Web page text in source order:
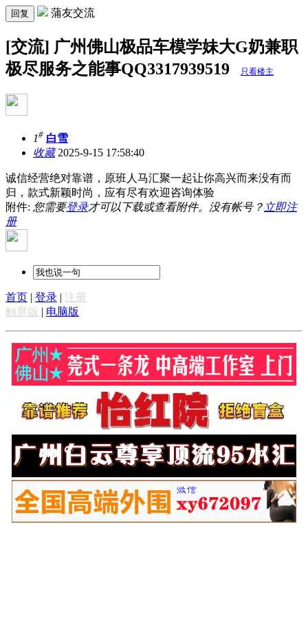
回复 蒲友交流
[交流] 广州佛山极品车模学妹大G奶兼职
极尽服务之能事QQ3317939519
只看楼主
1# 白雪
收藏2025-9-15 17:58:40
诚信经营绝对靠谱，原班人马汇聚一起让你高兴而来没有而
归，款式新颖时尚，应有尽有欢迎咨询体验
附件: 您需要登录才可以下载或查看附件。没有帐号？ 立即注
册
首页 | 登录 | 注册
触屏版 | 电脑版